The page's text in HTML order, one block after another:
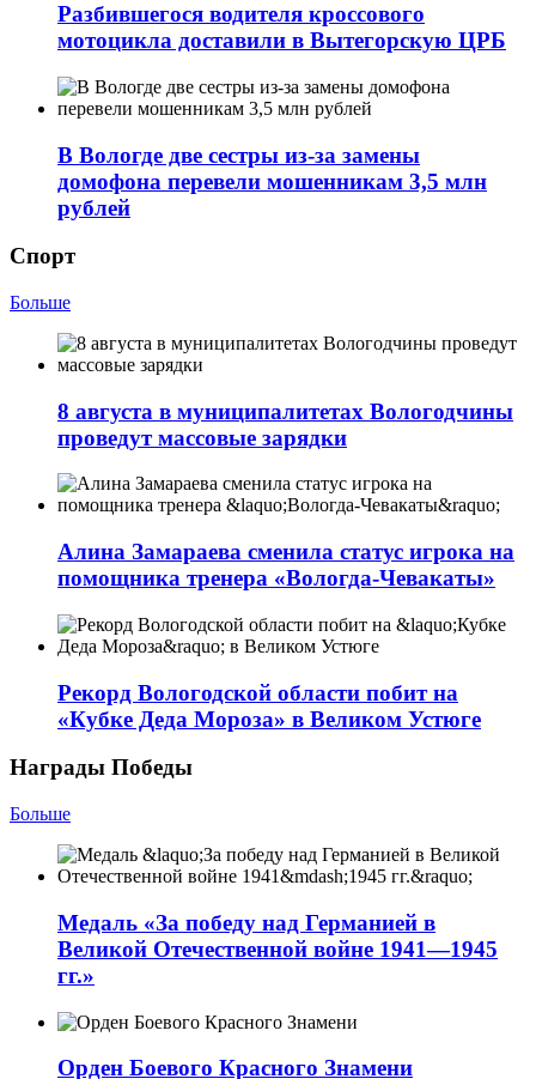
Разбившегося водителя кроссового
мотоцикла доставили в Вытегорскую ЦРБ
В Вологде две сестры из-за замены
домофона перевели мошенникам 3,5 млн
рублей
Спорт
Больше
8 августа в муниципалитетах Вологодчины
проведут массовые зарядки
Алина Замараева сменила статус игрока на
помощника тренера «Вологда-Чевакаты»
Рекорд Вологодской области побит на
«Кубке Деда Мороза» в Великом Устюге
Награды Победы
Больше
Медаль «За победу над Германией в
Великой Отечественной войне 1941—1945
гг.»
Орден Боевого Красного Знамени